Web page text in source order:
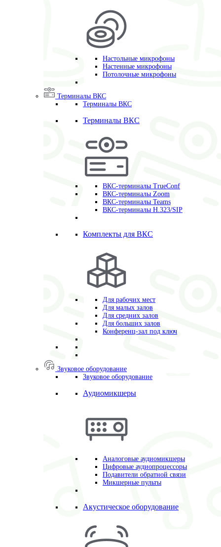
Настольные микрофоны
Настенные микрофоны
Потолочные микрофоны
Терминалы ВКС
Терминалы ВКС
Терминалы ВКС
ВКС-терминалы TrueConf
ВКС-терминалы Zoom
ВКС-терминалы Teams
ВКС-терминалы H.323/SIP
Комплекты для ВКС
Для рабочих мест
Для малых залов
Для средних залов
Для больших залов
Конференц-зал под ключ
Звуковое оборудование
Звуковое оборудование
Аудиомикшеры
Аналоговые аудиомикшеры
Цифровые аудиопроцессоры
Подавители обратной связи
Микшерные пульты
Акустическое оборудование